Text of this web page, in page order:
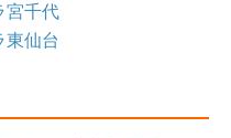
宮千代
東仙台